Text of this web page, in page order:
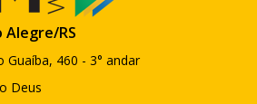
Alegre/RS
Guaíba, 460 - 3° andar
Deus